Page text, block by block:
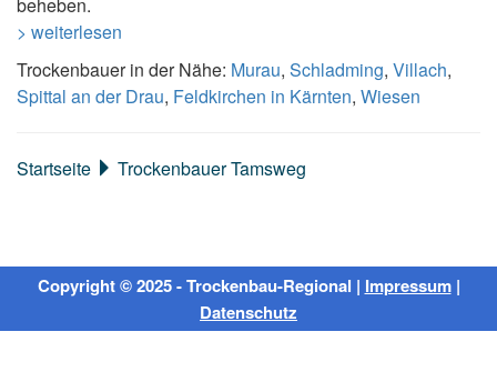
> weiterlesen
Trockenbauer in der Nähe: Murau, Schladming, Villach,
Spittal an der Drau, Feldkirchen in Kärnten, Wiesen
Startseite Trockenbauer Tamsweg
Copyright © 2025 - Trockenbau-Regional | Impressum|
Datenschutz